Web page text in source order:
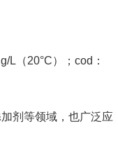
L（20°C）；cod：
剂等领域，也广泛应